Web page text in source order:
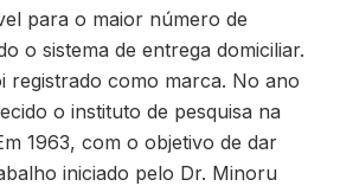
para o maior número de
o sistema de entrega domiciliar.
registrado como marca. No ano
o instituto de pesquisa na
1963, com o objetivo de dar
iniciado pelo Dr. Minoru